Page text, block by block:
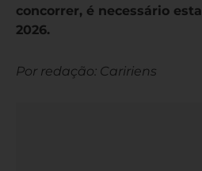
concorrer, é necessário
2026.
Por redação: Caririens